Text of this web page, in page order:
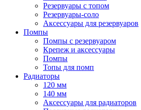
Резервуары с топом
Резервуары-соло
Аксессуары для резервуаров
Помпы
Помпы с резервуаром
Крепеж и аксессуары
Помпы
Топы для помп
Радиаторы
120 мм
140 мм
Аксессуары для радиаторов